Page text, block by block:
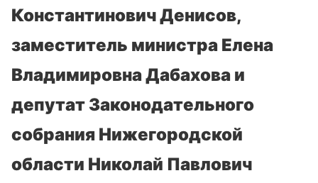
Константинович Денисов,
заместитель министра Елена
Владимировна Дабахова и
депутат Законодательного
собрания Нижегородской
области Николай Павлович